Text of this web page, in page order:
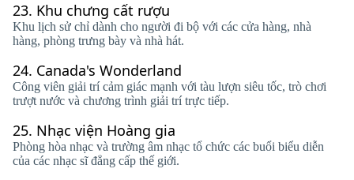
23. Khu chưng cất rượu
Khu lịch sử chỉ dành cho người đi bộ với các cửa hàng, nhà
hàng, phòng trưng bày và nhà hát.
24. Canada's Wonderland
Công viên giải trí cảm giác mạnh với tàu lượn siêu tốc, trò chơi
trượt nước và chương trình giải trí trực tiếp.
25. Nhạc viện Hoàng gia
Phòng hòa nhạc và trường âm nhạc tổ chức các buổi biểu diễn
của các nhạc sĩ đẳng cấp thế giới.